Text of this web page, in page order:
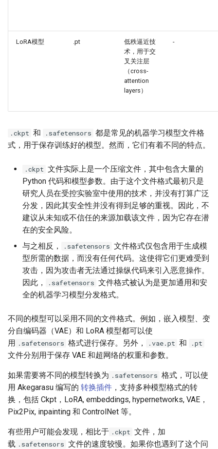
LoRA模型 .pt
低秩逼近技
术，用于交
叉关注层
（cross-
attention
layers）
-
.ckpt 和 .safetensors 都是常见的机器学习模型文件格
式，用于保存训练好的模型。然而，它们有着不同的特点。
.ckpt 文件实际上是一个压缩文件，其中包含大量的
Python 代码和模型参数。由于这个文件格式最初只是
研究人员在受控实验室中使用的技术，并没有打算广泛
分发，因此其安全性并没有得到足够的重视。因此，不
建议从未知或不信任的来源加载该文件，因为它存在潜
在的安全风险。
与之相反，
.safetensors 文件格式仅包含用于生成模
型所需的数据，而没有任何代码。这使得它们更难受到
攻击，因为攻击者无法通过操纵代码来引入恶意操作。
因此，
.safetensors 文件格式被认为是更加通用和安
全的机器学习模型分发格式。
不同的模型可以采用不同的文件格式。例如，嵌入模型、变
分自编码器（VAE）和 LoRA 模型都可以使
用 .safetensors 格式进行保存。另外， .vae.pt 和 .pt
文件分别用于保存 VAE 和超网络的权重和参数。
如果需要将不同的模型转换为 .safetensors 格式，可以使
用 Akegarasu 编写的 转换插件 ，支持多种模型格式的转
换，包括 Ckpt，LoRA, embeddings, hypernetworks, VAE，
Pix2Pix, inpainting 和 ControlNet 等。
有些用户可能会发现，相比于 .ckpt 文件，加
载 .safetensors 文件的速度较慢。如果你也遇到了这个问